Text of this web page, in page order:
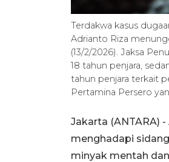
Terdakwa kasus
Adrianto Riza
(13/2/2026). Jaksa
18 tahun penjara,
tahun penjara terkait
Pertamina Persero
Jakarta (ANTARA)
menghadapi
minyak mentah